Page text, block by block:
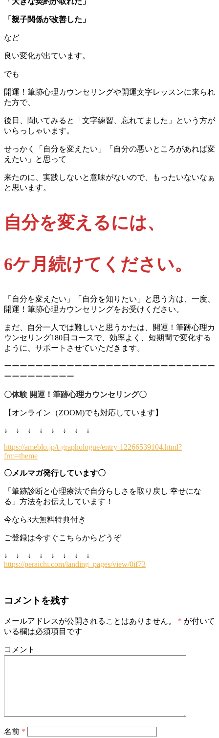
「親子関係が改善した」
など
良い変化が出ています。
でも
開運！筆跡心理カウンセリングや開運文字レッスンに来られ
た方で、
後日、聞いてみると「文字練習、忘れてました」という方が
いらっしゃいます。
せっかく「自分を変えたい」「自分の悪いところがあれば変
えたい」と思って
来たのに、実践しないと意味がないので、もったいないなぁ
と思います。
自分を変えるには、
6ケ月続けてください。
「自分を変えたい」「自分を知りたい」と思う方は、一度、
開運！筆跡心理カウンセリングをお受けください。
まだ、自分一人では難しいと思うかたは、開運！筆跡心理カ
ウンセリング180日コースで、効率よく、短期間で変化する
ように、サポートさせていただきます。
ーーーーーーーーーーーーーーーーーーーーーーーーーーー
ーーーーーーーーー
〇体験 開運！筆跡心理カウンセリング〇
【オンライン（ZOOM)でも対応しています】
↓ ↓ ↓ ↓ ↓ ↓ ↓ ↓
https://ameblo.jp/t-graphologue/entry-12266539104.html?
frm=theme
〇メルマガ発行しています〇
「筆跡診断と心理療法で自分らしさを取り戻し 幸せにな
る」方法をお伝えしています！
今なら3大無料特典付き
ご登録は今すぐこちらからどうぞ
↓ ↓ ↓ ↓ ↓ ↓ ↓ ↓
https://peraichi.com/landing_pages/view/0if73
コメントを残す
メールアドレスが公開されることはありません。 * が付いて
いる欄は必須項目です
コメント
名前 *